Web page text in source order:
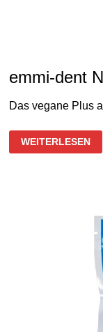
emmi-dent
Das vegane Plus
EMMI-
DENT
NATURE
WEITERLESEN